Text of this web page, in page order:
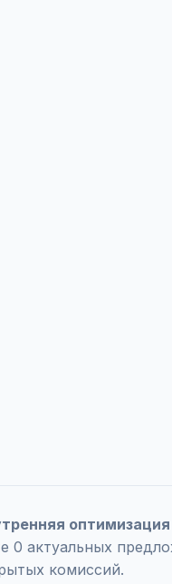
0 актуальных
комиссий.